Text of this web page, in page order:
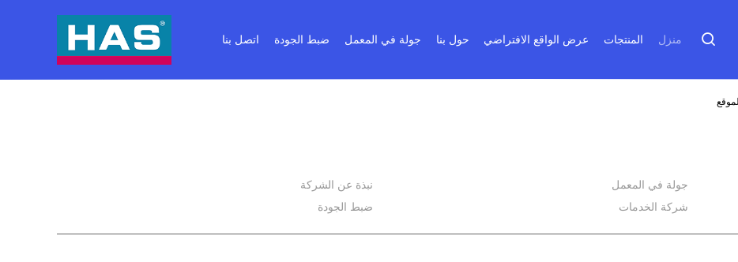
منزل المنتجات عرض الواقع الافتراضي حول بنا جولة في المعمل ضبط الجودة اتصل بنا
نبذة عن الشركة جولة في المعمل
ضبط الجودة
شركة الخدمات